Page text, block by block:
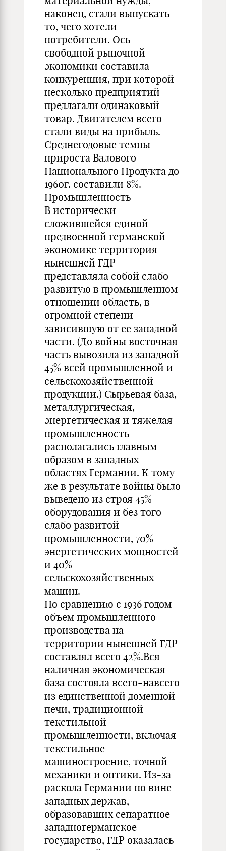
наконец, стали выпускать
то, чего хотели
потребители. Ось
свободной рыночной
экономики составила
конкуренция, при которой
несколько предприятий
предлагали одинаковый
товар. Двигателем всего
стали виды на прибыль.
Среднегодовые темпы
прироста Валового
Национального Продукта до
1960г. составили 8%.
Промышленность
В исторически
сложившейся единой
предвоенной германской
экономике территория
нынешней ГДР
представляла собой слабо
развитую в промышленном
отношении область, в
огромной степени
зависившую от ее западной
части. (До войны восточная
часть вывозила из западной
45% всей промышленной и
сельскохозяйственной
продукции.) Сырьевая база,
металлургическая,
энергетическая и тяжелая
промышленность
располагались главным
образом в западных
областях Германии. К тому
же в результате войны было
выведено из строя 45%
оборудования и без того
слабо развитой
промышленности, 70%
энергетических мощностей
и 40%
сельскохозяйственных
машин.
По сравнению с 1936 годом
объем промышленного
производства на
территории нынешней ГДР
составлял всего 42%.Вся
наличная экономическая
база состояла всего-навсего
из единственной доменной
печи, традиционной
текстильной
промышленности, включая
текстильное
машиностроение, точной
механики и оптики. Из-за
раскола Германии по вине
западных держав,
образовавших сепаратное
западногерманское
государство, ГДР оказалась